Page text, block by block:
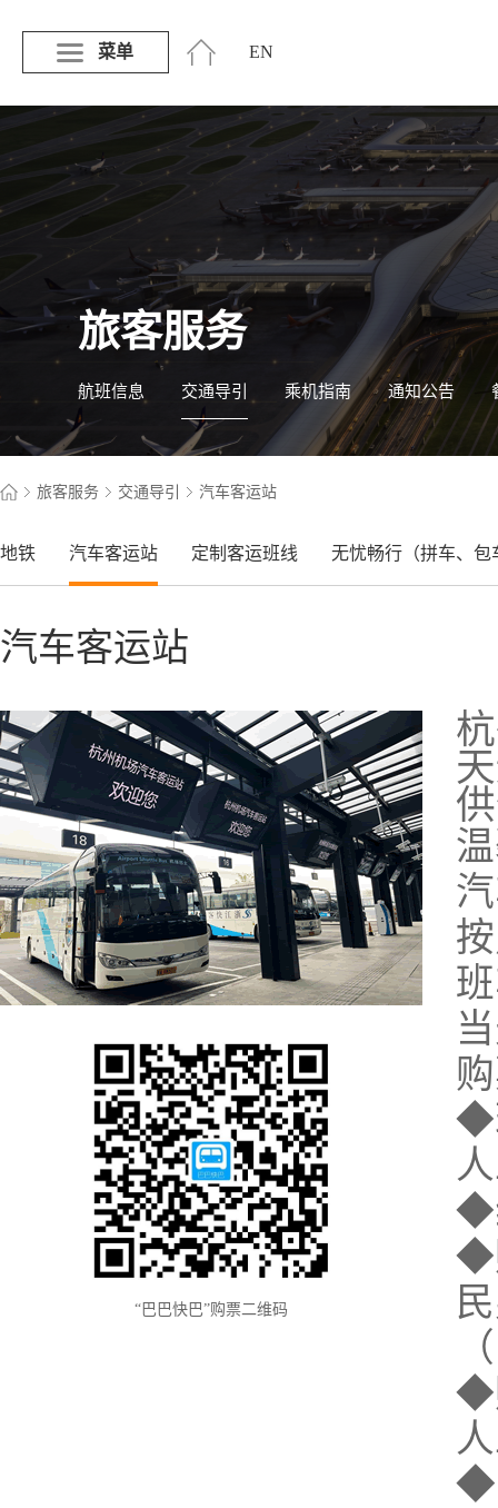
菜单 EN
旅客服务
航班信息 交通导引 乘机指南 通知公告
旅客服务 交通导引 汽车客运站
地铁 汽车客运站 定制客运班线 无忧畅行（拼车、包
汽车客运站
“巴巴快巴”购票二维码
◆
◆
◆
◆
◆